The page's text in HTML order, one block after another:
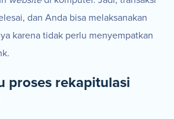
dan Anda bisa melaksanakan
karena tidak perlu menyempatkan
proses rekapitulasi